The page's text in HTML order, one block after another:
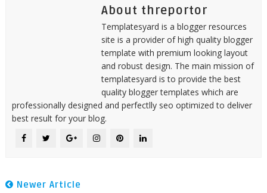
About threportor
Templatesyard is a blogger resources
site is a provider of high quality blogger
template with premium looking layout
and robust design. The main mission of
templatesyard is to provide the best
quality blogger templates which are
professionally designed and perfectlly seo optimized to deliver
best result for your blog.
Newer Article